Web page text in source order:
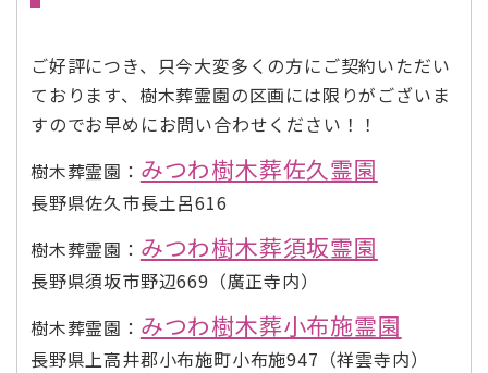
ご好評につき、只今大変多くの方にご契約いただい
ております、樹木葬霊園の区画には限りがございま
すのでお早めにお問い合わせください！！
樹木葬霊園： みつわ樹木葬佐久霊園
長野県佐久市長土呂616
樹木葬霊園： みつわ樹木葬須坂霊園
長野県須坂市野辺669（廣正寺内）
樹木葬霊園： みつわ樹木葬小布施霊園
長野県上高井郡小布施町小布施947（祥雲寺内）